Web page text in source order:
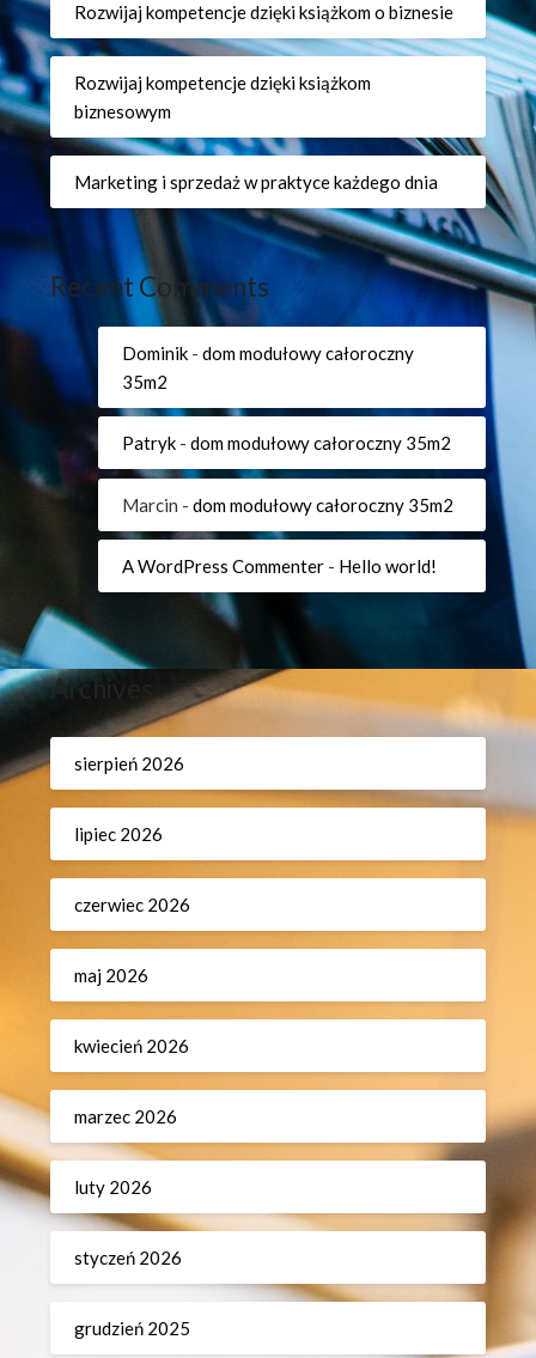
Rozwijaj kompetencje dzięki książkom o biznesie
Rozwijaj kompetencje dzięki książkom
biznesowym
Marketing i sprzedaż w praktyce każdego dnia
Recent Comments
Dominik -dom modułowy całoroczny
35m2
Patryk -dom modułowy całoroczny 35m2
Marcin -dom modułowy całoroczny 35m2
A WordPress Commenter - Hello world!
Archives
sierpień 2026
lipiec 2026
czerwiec 2026
maj 2026
kwiecień 2026
marzec 2026
luty 2026
styczeń 2026
grudzień 2025